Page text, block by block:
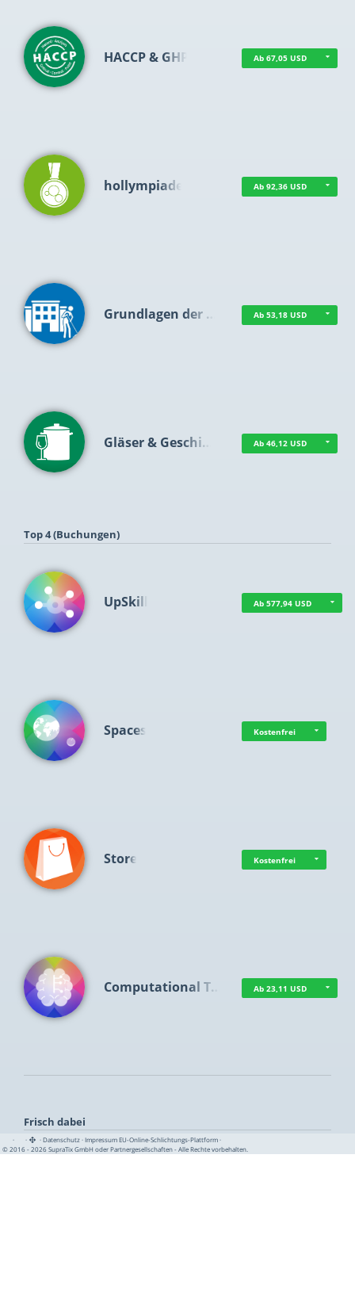
HACCP & GHP Ab 67,05 USD
hollympiade Ab 92,36 USD
Grundlagen der … Ab 53,18 USD
Gläser & Geschi… Ab 46,12 USD
Top 4 (Buchungen)
UpSkill Ab 577,94 USD
Spaces Kostenfrei
Store Kostenfrei
Computational T… Ab 23,11 USD
Frisch dabei
· · ·Datenschutz·Impressum EU-Online-Schlichtungs-Plattform·
© 2016 - 2026 SupraTix GmbH oder Partnergesellschaften - Alle Rechte vorbehalten.